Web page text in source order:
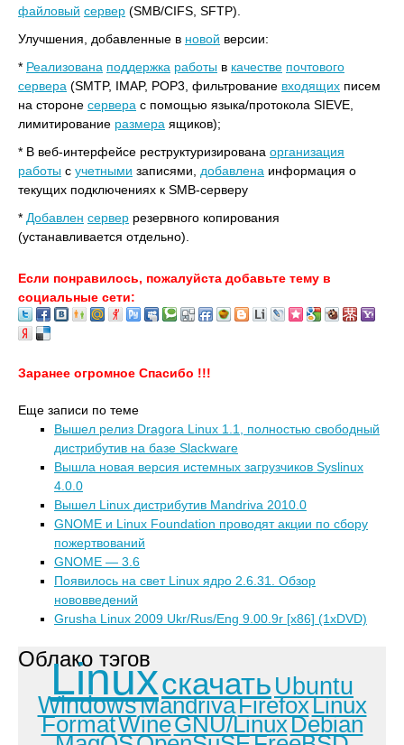
файловый сервер (SMB/CIFS, SFTP).
Улучшения, добавленные в новой версии:
* Реализована поддержка работы в качестве почтового
сервера (SMTP, IMAP, POP3, фильтрование входящих писем
на стороне сервера с помощью языка/протокола SIEVE,
лимитирование размера ящиков);
* В веб-интерфейсе реструктуризирована организация
работы с учетными записями, добавлена информация о
текущих подключениях к SMB-серверу
* Добавлен сервер резервного копирования
(устанавливается отдельно).
Если понравилось, пожалуйста добавьте тему в
социальные сети:
Заранее огромное Спасибо !!!
Еще записи по теме
Вышел релиз Dragora Linux 1.1, полностью свободный
дистрибутив на базе Slackware
Вышла новая версия истемных загрузчиков Syslinux
4.0.0
Вышел Linux дистрибутив Mandriva 2010.0
GNOME и Linux Foundation проводят акции по сбору
пожертвований
GNOME — 3.6
Появилось на свет Linux ядро 2.6.31. Обзор
нововведений
Grusha Linux 2009 Ukr/Rus/Eng 9.00.9r [x86] (1xDVD)
Облако тэгов
Linuxскачать Ubuntu
WindowsMandrivaFirefoxLinux
FormatWineGNU/LinuxDebian